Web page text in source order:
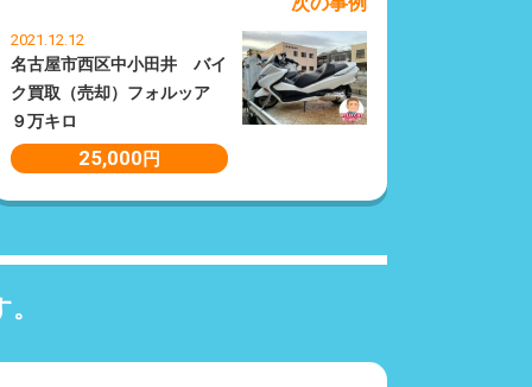
2021.12.12
名古屋市西区中小田井 バイ
ク買取（売却）フォルッア
９万キロ
25,000 円